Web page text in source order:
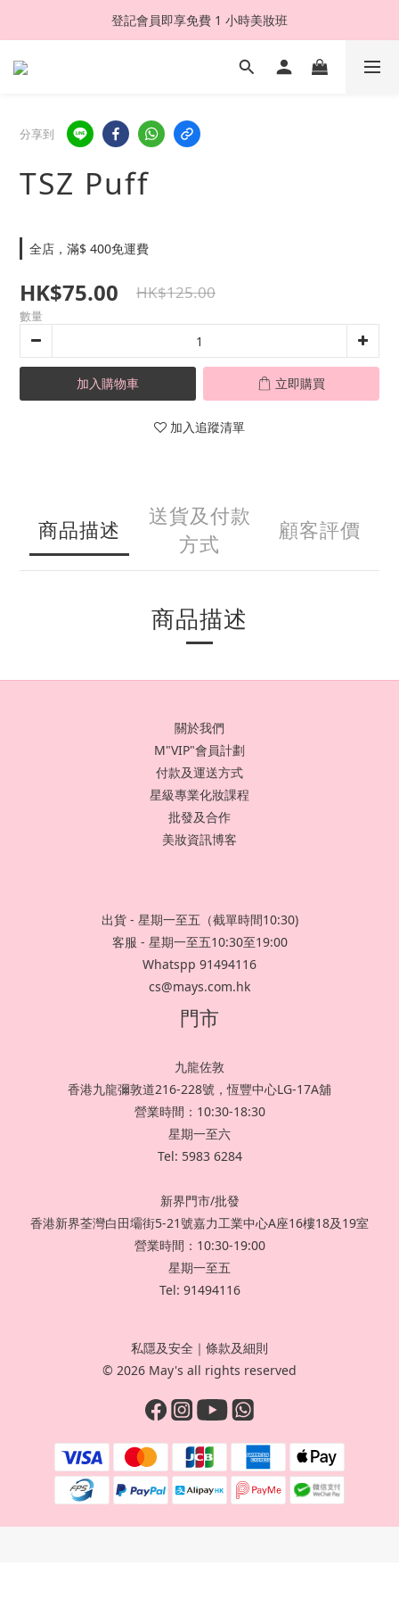
登記會員即享免費 1 小時美妝班
分享到
TSZ Puff
全店，滿$ 400免運費
HK$75.00 HK$125.00
數量
加入購物車 立即購買
加入追蹤清單
商品描述
送貨及付款
方式
顧客評價
商品描述
關於我們
M"VIP"會員計劃
付款及運送方式
星級專業化妝課程
批發及合作
美妝資訊博客
出貨 - 星期一至五（截單時間10:30)
客服 - 星期一至五10:30至19:00
Whatspp 91494116
cs@mays.com.hk
門市
九龍佐敦
香港九龍彌敦道216-228號，恆豐中心LG-17A舖
營業時間：10:30-18:30
星期一至六
Tel: 5983 6284
新界門市/批發
香港新界荃灣白田壩街5-21號嘉力工業中心A座16樓18及19室
營業時間：10:30-19:00
星期一至五
Tel: 91494116
私隱及安全 ｜ 條款及細則
© 2026 May's all rights reserved